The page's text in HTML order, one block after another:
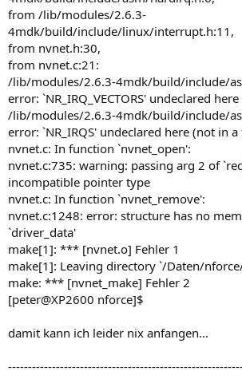
from /lib/modules/2.6.3-
4mdk/build/include/linux/interrupt.h:11,
from nvnet.h:30,
from nvnet.c:21:
/lib/modules/2.6.3-4mdk/build/include/
error: `NR_IRQ_VECTORS' undeclared
/lib/modules/2.6.3-4mdk/build/include/
error: `NR_IRQS' undeclared here (not in
nvnet.c: In function `nvnet_open':
nvnet.c:735: warning: passing arg 2 of
incompatible pointer type
nvnet.c: In function `nvnet_remove':
nvnet.c:1248: error: structure has no
`driver_data'
make[1]: *** [nvnet.o] Fehler 1
make[1]: Leaving directory `/Daten/
make: *** [nvnet_make] Fehler 2
[peter@XP2600 nforce]$
damit kann ich leider nix anfangen...